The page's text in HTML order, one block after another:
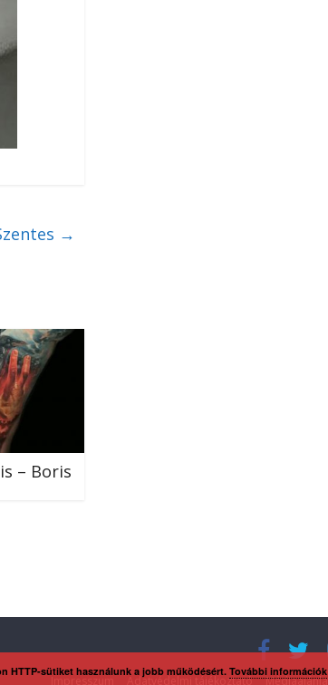
→
– Boris
Adatvédelmi tájékoztató Médiaajánlat
HTTP-sütiket használunk a jobb működésért. További információk